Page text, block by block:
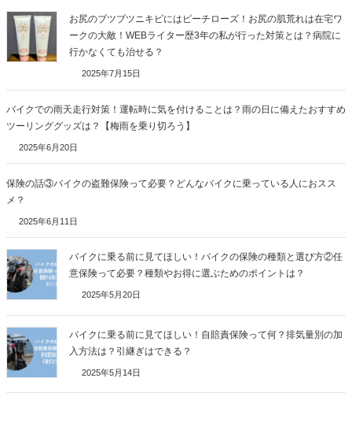
お尻のブツブツニキビにはピーチローズ！お尻の肌荒れは在宅ワ
ークの大敵！WEBライター歴3年の私が行った対策とは？病院に
行かなくても治せる？
2025年7月15日
バイクでの雨天走行対策！運転時に気を付けることは？雨の日に備えたおすすめ
ツーリンググッズは？【梅雨を乗り切ろう】
2025年6月20日
保険の話③バイクの盗難保険って必要？どんなバイクに乗っている人におスス
メ？
2025年6月11日
バイクに乗る前に見てほしい！バイクの保険の種類と選び方②任
意保険って必要？種類やお得に選ぶためのポイントは？
2025年5月20日
バイクに乗る前に見てほしい！自賠責保険って何？排気量別の加
入方法は？引継ぎはできる？
2025年5月14日